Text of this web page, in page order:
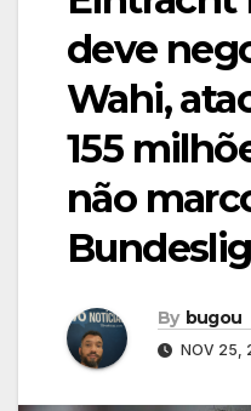
deve
Wahi,
155
não
By bugou
NOV 25,